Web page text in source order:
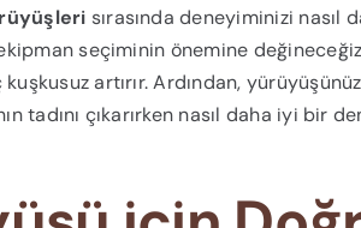
sırasında deneyiminizi
seçiminin önemine
artırır. Ardından,
tadını çıkarırken nasıl daha iyi